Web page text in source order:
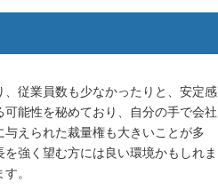
従業員数も少なかったりと、安定感
能性を秘めており、自分の手で会社
えられた裁量権も大きいことが多
強く望む方には良い環境かもしれま
。